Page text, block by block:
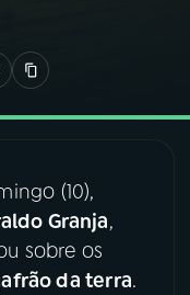
(10),
Granja,
sobre os
da terra.